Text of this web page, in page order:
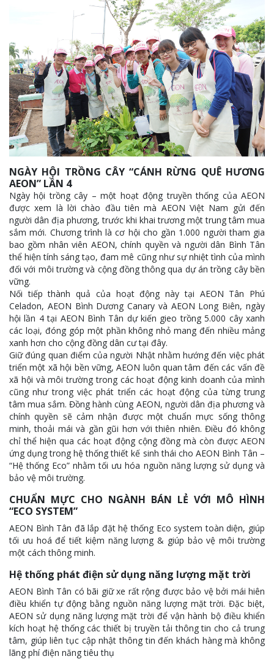
NGÀY HỘI TRỒNG CÂY “CÁNH RỪNG QUÊ HƯƠNG
AEON” LẦN 4
Ngày hội trồng cây – một hoạt động truyền thống của AEON
được xem là lời chào đầu tiên mà AEON Việt Nam gửi đến
người dân địa phương, trước khi khai trương một trung tâm mua
sắm mới. Chương trình là cơ hội cho gần 1.000 người tham gia
bao gồm nhân viên AEON, chính quyền và người dân Bình Tân
thể hiện tính sáng tạo, đam mê cũng như sự nhiệt tình của mình
đối với môi trường và cộng đồng thông qua dự án trồng cây bền
vững.
Nối tiếp thành quả của hoạt động này tại AEON Tân Phú
Celadon, AEON Bình Dương Canary và AEON Long Biên, ngày
hội lần 4 tại AEON Bình Tân dự kiến gieo trồng 5.000 cây xanh
các loại, đóng góp một phần không nhỏ mang đến nhiều mảng
xanh hơn cho cộng đồng dân cư tại đây.
Giữ đúng quan điểm của người Nhật nhằm hướng đến việc phát
triển một xã hội bền vững, AEON luôn quan tâm đến các vấn đề
xã hội và môi trường trong các hoạt động kinh doanh của mình
cũng như trong việc phát triển các hoạt động của từng trung
tâm mua sắm. Đồng hành cùng AEON, người dân địa phương và
chính quyền sẽ cảm nhận được một chuẩn mực sống thông
minh, thoải mái và gần gũi hơn với thiên nhiên. Điều đó không
chỉ thể hiện qua các hoạt động cộng đồng mà còn được AEON
ứng dụng trong hệ thống thiết kế sinh thái cho AEON Bình Tân –
“Hệ thống Eco” nhằm tối ưu hóa nguồn năng lượng sử dụng và
bảo vệ môi trường.
CHUẨN MỰC CHO NGÀNH BÁN LẺ VỚI MÔ HÌNH
“ECO SYSTEM”
AEON Bình Tân đã lắp đặt hệ thống Eco system toàn diện, giúp
tối ưu hoá để tiết kiệm năng lượng & giúp bảo vệ môi trường
một cách thông minh.
Hệ thống phát điện sử dụng năng lượng mặt trời
AEON Bình Tân có bãi giữ xe rất rộng được bảo vệ bởi mái hiên
điều khiển tự động bằng nguồn năng lượng mặt trời. Đặc biệt,
AEON sử dụng năng lượng mặt trời để vận hành bộ điều khiển
kích hoạt hệ thống các thiết bị truyền tải thông tin cho cả trung
tâm, giúp liên tục cập nhật thông tin đến khách hàng mà không
lãng phí điện năng tiêu thụ